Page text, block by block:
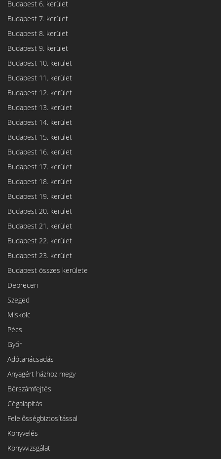
Budapest 6. kerület
Budapest 7. kerület
Budapest 8. kerület
Budapest 9. kerület
Budapest 10. kerület
Budapest 11. kerület
Budapest 12. kerület
Budapest 13. kerület
Budapest 14. kerület
Budapest 15. kerület
Budapest 16. kerület
Budapest 17. kerület
Budapest 18. kerület
Budapest 19. kerület
Budapest 20. kerület
Budapest 21. kerület
Budapest 22. kerület
Budapest 23. kerület
Budapest összes kerülete
Debrecen
Szeged
Miskolc
Pécs
Győr
Adótanácsadás
Anyagért házhoz megy
Bérszámfejtés
Cégalapítás
Felelősségbiztosítással
Könyvelés
Könyvvizsgálat